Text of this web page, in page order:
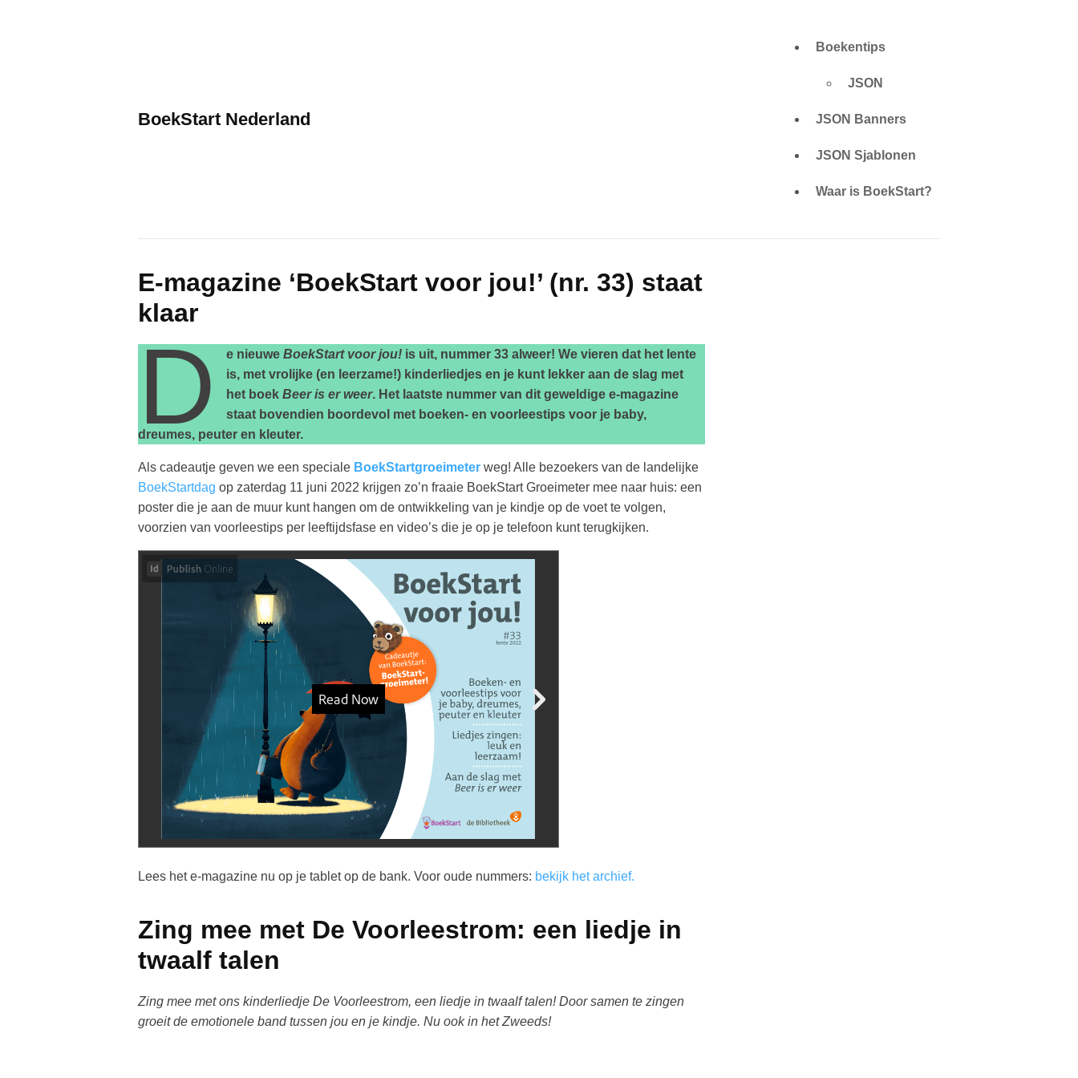
BoekStart Nederland
Boekentips
JSON
JSON Banners
JSON Sjablonen
Waar is BoekStart?
E-magazine ‘BoekStart voor jou!’ (nr. 33) staat
klaar
D e nieuweBoekStart voor jou! is uit, nummer 33 alweer! We vieren dat het lente
is, met vrolijke (en leerzame!) kinderliedjes en je kunt lekker aan de slag met
het boekBeer is er weer. Het laatste nummer van dit geweldige e-magazine
staat bovendien boordevol met boeken- en voorleestips voor je baby,
dreumes, peuter en kleuter.
Als cadeautje geven we een speciale BoekStartgroeimeter weg! Alle bezoekers van de landelijke
BoekStartdag op zaterdag 11 juni 2022 krijgen zo’n fraaie BoekStart Groeimeter mee naar huis: een
poster die je aan de muur kunt hangen om de ontwikkeling van je kindje op de voet te volgen,
voorzien van voorleestips per leeftijdsfase en video’s die je op je telefoon kunt terugkijken.
Lees het e-magazine nu op je tablet op de bank. Voor oude nummers: bekijk het archief.
Zing mee met De Voorleestrom: een liedje in
twaalf talen
Zing mee met ons kinderliedje De Voorleestrom, een liedje in twaalf talen! Door samen te zingen
groeit de emotionele band tussen jou en je kindje. Nu ook in het Zweeds!